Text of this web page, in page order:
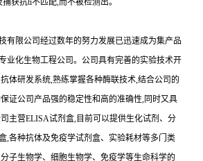
捕获抗ti不匹配,而不被检测出。
有限公司经过数年的努力发展已迅速成为集产品
业化生物工程公司。公司具有完善的实验技术开
体研发系统,熟练掌握各种酶联技术,结合公司的
证公司产品强的稳定性和高的准确性,同时又具
主营ELISA试剂盒,目前可以提供生化试剂、分
,各种抗体及免疫学试剂盒、实验耗材等多门类
子生物学、细胞生物学、免疫学等生命科学的